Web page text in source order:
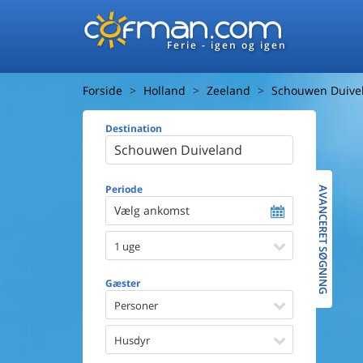
Ferie - igen og igen
Forside Holland Zeeland Schouwen
Destination
Periode
Vælg ankomst
1 uge
Gæster
Personer
Husdyr
Afstand til
Udsigt til
Faciliteter
Spa
AVANCERET SØGNING